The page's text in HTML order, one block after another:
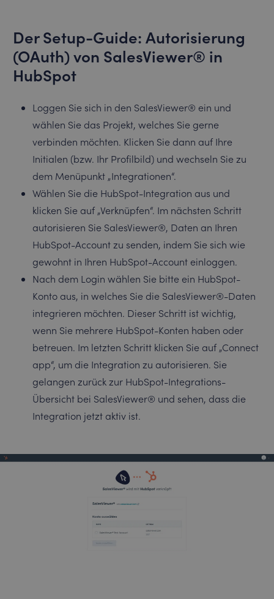
Der Setup-Guide: Autorisierung
(OAuth) von SalesViewer® in
HubSpot
Loggen Sie sich in den SalesViewer® ein und
wählen Sie das Projekt, welches Sie gerne
verbinden möchten. Klicken Sie dann auf Ihre
Initialen (bzw. Ihr Profilbild) und wechseln Sie zu
dem Menüpunkt „Integrationen“.
Wählen Sie die HubSpot-Integration aus und
klicken Sie auf „Verknüpfen“. Im nächsten Schritt
autorisieren Sie SalesViewer®, Daten an Ihren
HubSpot-Account zu senden, indem Sie sich wie
gewohnt in Ihren HubSpot-Account einloggen.
Nach dem Login wählen Sie bitte ein HubSpot-
Konto aus, in welches Sie die SalesViewer®-Daten
integrieren möchten. Dieser Schritt ist wichtig,
wenn Sie mehrere HubSpot-Konten haben oder
betreuen. Im letzten Schritt klicken Sie auf „Connect
app“, um die Integration zu autorisieren. Sie
gelangen zurück zur HubSpot-Integrations-
Übersicht bei SalesViewer® und sehen, dass die
Integration jetzt aktiv ist.